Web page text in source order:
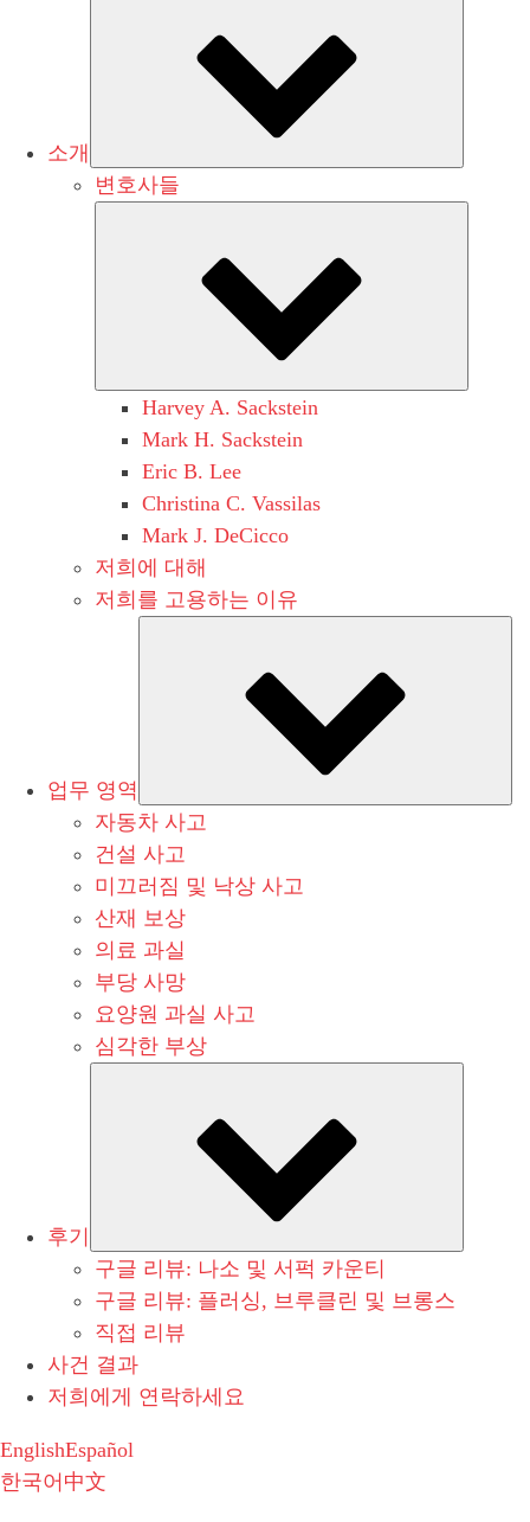
소개
변호사들
Harvey A. Sackstein
Mark H. Sackstein
Eric B. Lee
Christina C. Vassilas
Mark J. DeCicco
저희에 대해
저희를 고용하는 이유
업무 영역
자동차 사고
건설 사고
미끄러짐 및 낙상 사고
산재 보상
의료 과실
부당 사망
요양원 과실 사고
심각한 부상
후기
구글 리뷰: 나소 및 서퍽 카운티
구글 리뷰: 플러싱, 브루클린 및 브롱스
직접 리뷰
사건 결과
저희에게 연락하세요
EnglishEspañol
한국어 中文